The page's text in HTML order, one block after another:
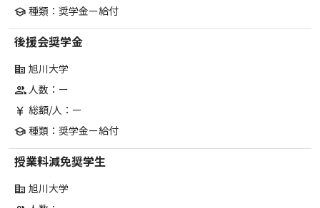
school 種類：奨学金ー給付
後援会奨学金
corporate_fare 旭川大学
group人数：ー
currency_yen 総額/人：ー
school 種類：奨学金ー給付
授業料減免奨学生
corporate_fare 旭川大学